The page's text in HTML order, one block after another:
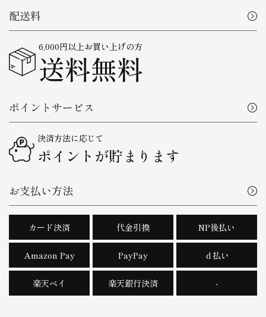
配送料
6,000円以上お買い上げの方
送料無料
ポイントサービス
決済方法に応じて
ポイントが貯まります
お支払い方法
カード決済 代金引換 NP後払い
Amazon Pay PayPay ｄ払い
楽天ペイ 楽天銀行決済 -